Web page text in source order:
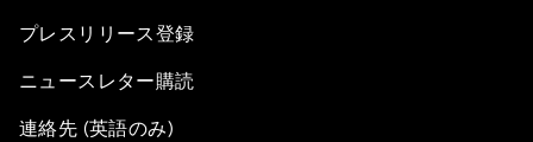
プレスリリース登録
ニュースレター購読
連絡先 (英語のみ)